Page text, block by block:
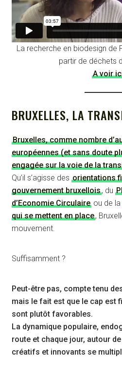
La recherche en biodesign de
partir de déchets
A voir
BRUXELLES, LA
Bruxelles, comme nombre
européennes (et sans doute
engagée sur la voie de la
Qu’il s’agisse des orientations
gouvernement bruxellois, du
d’Economie Circulaire ou de la
qui se mettent en place,
mouvement.
Suffisamment ?
Peut-être pas, compte tenu
mais le fait est que le cap est
sont plutôt favorables.
La dynamique populaire,
route et chaque jour, autour
créatifs et innovants se